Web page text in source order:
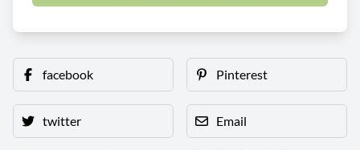
facebook Pinterest
twitter Email